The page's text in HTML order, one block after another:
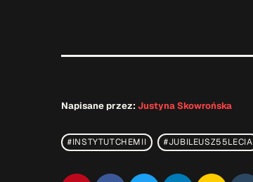
Napisane przez: Justyna Skowrońska
#INSTYTUTCHEMII #JUBILEUSZ55LECIA